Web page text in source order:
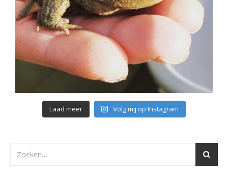
Laad meer Volg mij op Instagram